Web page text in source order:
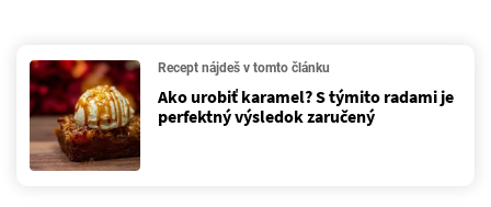
Recept nájdeš v tomto článku
Ako urobiť karamel? S týmito radami je
perfektný výsledok zaručený